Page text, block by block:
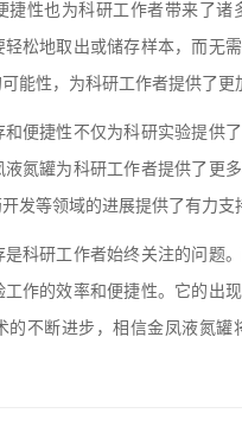
也为科研工作者带来了诸
松地取出或储存样本，而无
能性，为科研工作者提供了更
捷性不仅为科研实验提供了
氮罐为科研工作者提供了更
发等领域的进展提供了有力支
研工作者始终关注的问题。
作的效率和便捷性。它的出
的不断进步，相信金凤液氮